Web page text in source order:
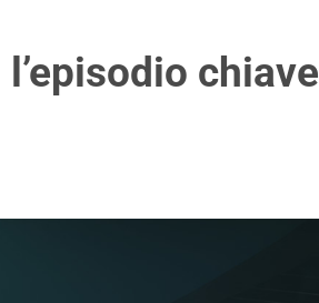
chiave